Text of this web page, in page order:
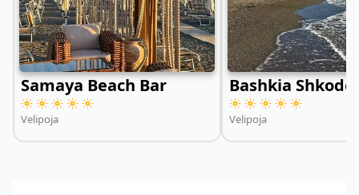
Samaya Beach Bar
Velipoja
Bashkia
Velipoja